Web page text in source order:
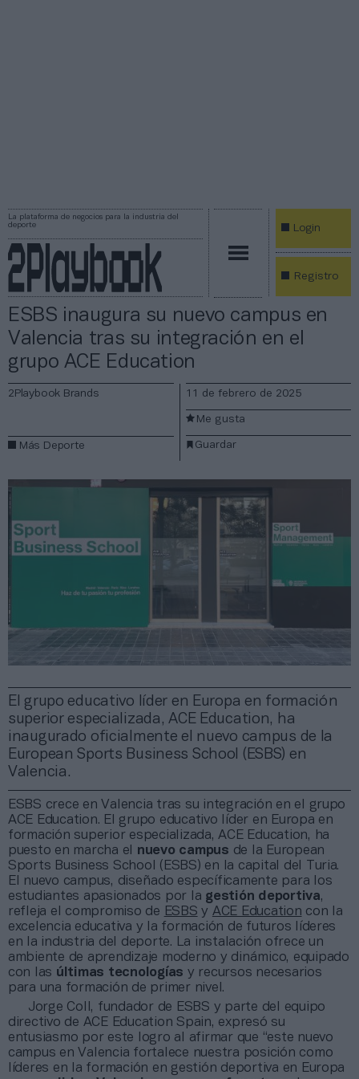
La plataforma de negocios para la industria del
deporte
Login
Registro
ESBS inaugura su nuevo campus en
Valencia tras su integración en el
grupo ACE Education
El grupo educativo líder en Europa en formación
superior especializada, ACE Education, ha
inaugurado oficialmente el nuevo campus de la
European Sports Business School (ESBS) en
Valencia.
2Playbook Brands
Más Deporte
11 de febrero de 2025
Guardar
Me gusta
ESBS crece en Valencia tras su integración en el grupo
ACE Education. El grupo educativo líder en Europa en
formación superior especializada, ACE Education, ha
puesto en marcha el
nuevo campus de la European
Sports Business School (ESBS) en la capital del Turia.
El nuevo campus, diseñado específicamente para los
estudiantes apasionados por la gestión deportiva,
refleja el compromiso de ESBS y ACE Education con la
excelencia educativa y la formación de futuros líderes
en la industria del deporte. La instalación ofrece un
ambiente de aprendizaje moderno y dinámico, equipado
con las últimas tecnologías y recursos necesarios
para una formación de primer nivel.
Jorge Coll, fundador de ESBS y parte del equipo
directivo de ACE Education Spain, expresó su
entusiasmo por este logro al afirmar que “este nuevo
campus en Valencia fortalece nuestra posición como
líderes en la formación en gestión deportiva en Europa